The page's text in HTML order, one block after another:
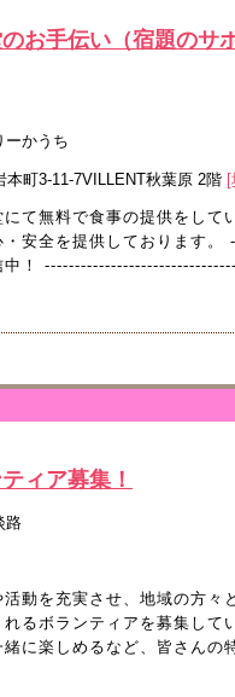
お手伝い（宿題のサ
かうち
町3-11-7VILLENT秋葉原 2階
て無料で食事の提供をし
・安全を提供しております
中！
ィア募集！
路
動を充実させ、地域の方
るボランティアを募集し
に楽しめるなど、皆さん